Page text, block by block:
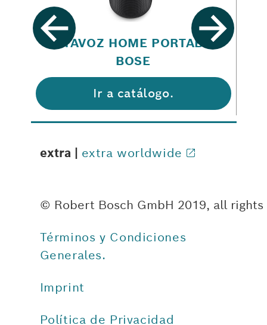
ALTAVOZ HOME PORTABLE
BOSE
Ir a catálogo.
extra | extra worldwide
© Robert Bosch GmbH 2019, all rights
Términos y Condiciones
Generales.
Imprint
Política de Privacidad